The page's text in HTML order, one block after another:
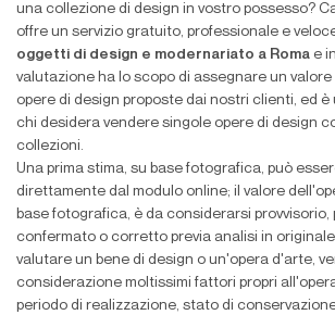
una collezione di design in vostro possesso?
offre un servizio gratuito, professionale e
oggetti di design e modernariato a Roma e
valutazione ha lo scopo di assegnare un
opere di design proposte dai nostri clienti, ed
chi desidera vendere singole opere di design
collezioni.
Una prima stima, su base fotografica, può
direttamente dal modulo online; il valore
base fotografica, è da considerarsi provvisorio,
confermato o corretto previa analisi in
valutare un bene di design o un'opera d'arte,
considerazione moltissimi fattori propri
periodo di realizzazione, stato di